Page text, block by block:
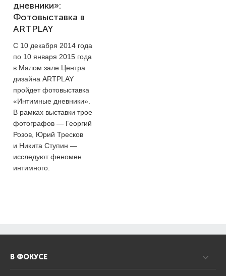
дневники»:
Фотовыставка в
ARTPLAY
С 10 декабря 2014 года
по 10 января 2015 года
в Малом зале Центра
дизайна ARTPLAY
пройдет фотовыставка
«Интимные дневники».
В рамках выставки трое
фотографов — Георгий
Розов, Юрий Тресков
и Никита Ступин —
исследуют феномен
интимного.
В ФОКУСЕ